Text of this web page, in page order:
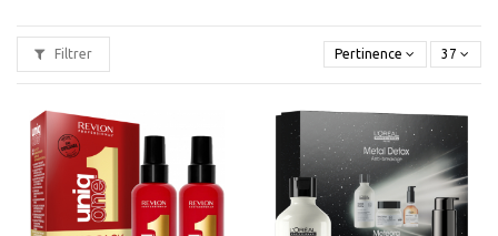
Filtrer Pertinence 37